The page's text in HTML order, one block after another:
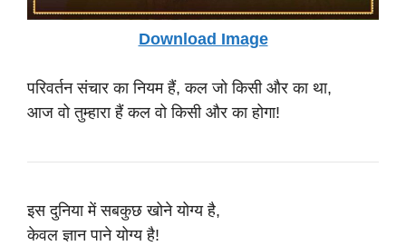
Download Image
परिवर्तन संचार का नियम हैं, कल जो किसी और का था,
आज वो तुम्हारा हैं कल वो किसी और का होगा!
इस दुनिया में सबकुछ खोने योग्य है,
केवल ज्ञान पाने योग्य है!